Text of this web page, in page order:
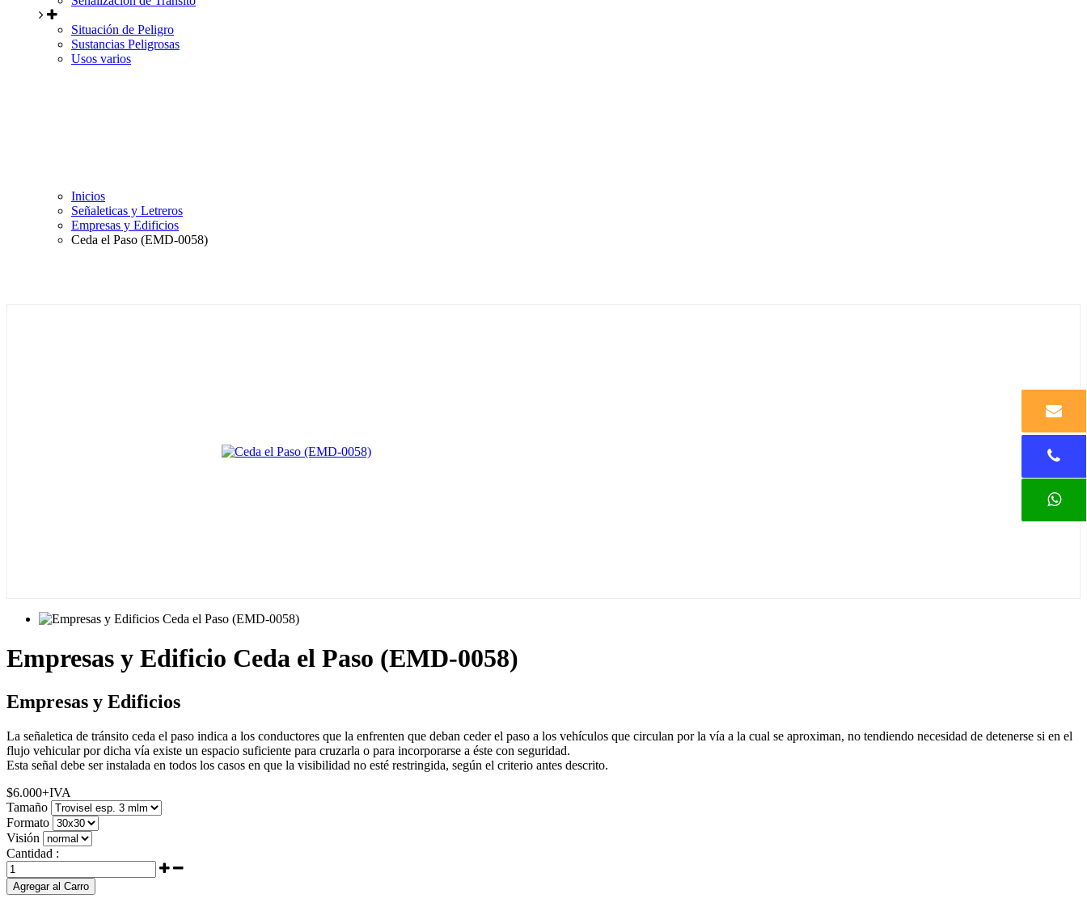
Situación de Peligro
Sustancias Peligrosas
Usos varios
Inicios
Señaleticas y Letreros
Empresas y Edificios
Ceda el Paso (EMD-0058)
Empresas y Edificio Ceda el Paso (EMD-0058)
Empresas y Edificios
La señaletica de tránsito ceda el paso indica a los conductores que la enfrenten que deban ceder el paso a los vehículos que circulan por la vía a la cual se aproximan, no tendiendo necesidad de detenerse si en el
flujo vehicular por dicha vía existe un espacio suficiente para cruzarla o para incorporarse a éste con seguridad.
Esta señal debe ser instalada en todos los casos en que la visibilidad no esté restringida, según el criterio antes descrito.
$6.000+IVA
Tamaño
Formato
Visión
Cantidad :
Agregar al Carro